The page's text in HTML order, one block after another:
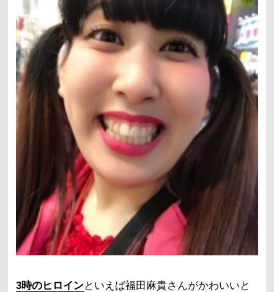
3時のヒロインといえば福田麻貴さんがかわいいと